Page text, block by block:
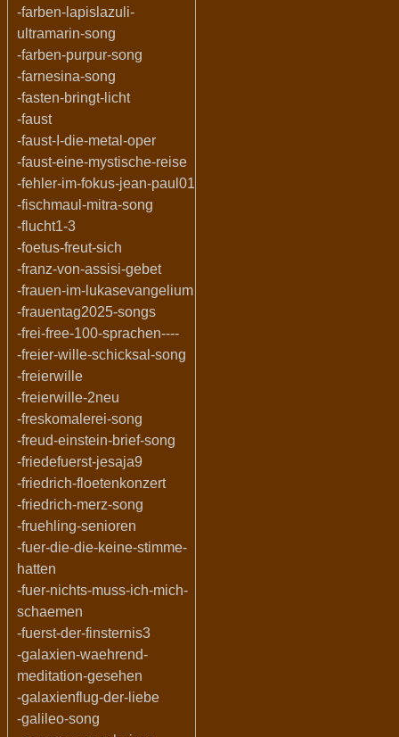
-farben-lapislazuli-
ultramarin-song
-farben-purpur-song
-farnesina-song
-fasten-bringt-licht
-faust
-faust-I-die-metal-oper
-faust-eine-mystische-reise
-fehler-im-fokus-jean-paul01
-fischmaul-mitra-song
-flucht1-3
-foetus-freut-sich
-franz-von-assisi-gebet
-frauen-im-lukasevangelium
-frauentag2025-songs
-frei-free-100-sprachen----
-freier-wille-schicksal-song
-freierwille
-freierwille-2neu
-freskomalerei-song
-freud-einstein-brief-song
-friedefuerst-jesaja9
-friedrich-floetenkonzert
-friedrich-merz-song
-fruehling-senioren
-fuer-die-die-keine-stimme-
hatten
-fuer-nichts-muss-ich-mich-
schaemen
-fuerst-der-finsternis3
-galaxien-waehrend-
meditation-gesehen
-galaxienflug-der-liebe
-galileo-song